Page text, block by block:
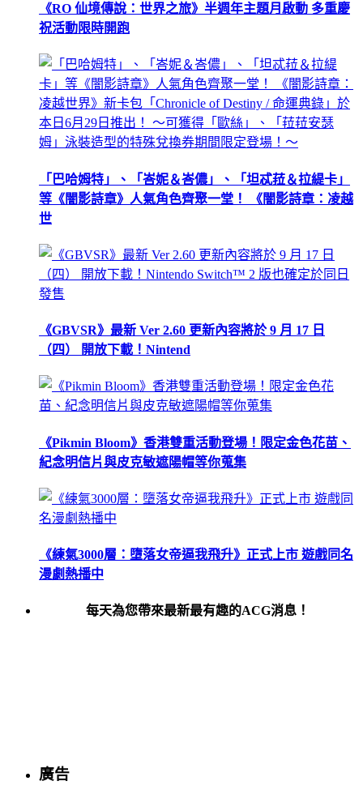
《RO 仙境傳說：世界之旅》半週年主題月啟動 多重慶
祝活動限時開跑
「巴哈姆特」、「峇妮＆峇儂」、「坦忒菈＆拉緹卡」
等《闇影詩章》人氣角色齊聚一堂！ 《闇影詩章：凌越
世
《GBVSR》最新 Ver 2.60 更新內容將於 9 月 17 日
（四） 開放下載！Nintend
《Pikmin Bloom》香港雙重活動登場！限定金色花苗、
紀念明信片與皮克敏遮陽帽等你蒐集
《練氣3000層：墮落女帝逼我飛升》正式上市 遊戲同名
漫劇熱播中
每天為您帶來最新最有趣的ACG消息！
廣告